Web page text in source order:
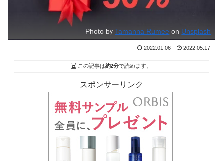
Photo byTamanna Rumee on Unsplash
2022.01.06 2022.05.17
この記事は約2分で読めます。
スポンサーリンク